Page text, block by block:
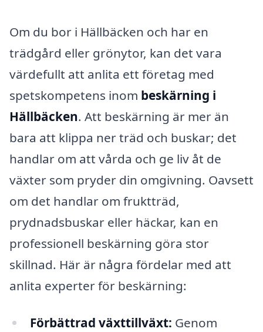
Om du bor i Hällbäcken och har en
trädgård eller grönytor, kan det vara
värdefullt att anlita ett företag med
spetskompetens inom beskärning i
Hällbäcken. Att beskärning är mer än
bara att klippa ner träd och buskar; det
handlar om att vårda och ge liv åt de
växter som pryder din omgivning. Oavsett
om det handlar om fruktträd,
prydnadsbuskar eller häckar, kan en
professionell beskärning göra stor
skillnad. Här är några fördelar med att
anlita experter för beskärning:
Förbättrad växttillväxt: Genom